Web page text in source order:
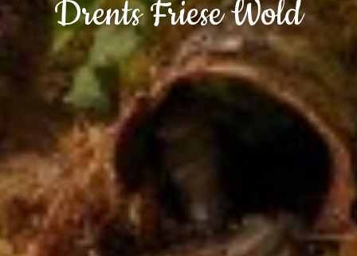
Drents Friese Wold